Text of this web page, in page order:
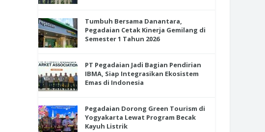
Tumbuh Bersama Danantara,
Pegadaian Cetak Kinerja Gemilang di
Semester 1 Tahun 2026
PT Pegadaian Jadi Bagian Pendirian
IBMA, Siap Integrasikan Ekosistem
Emas di Indonesia
Pegadaian Dorong Green Tourism di
Yogyakarta Lewat Program Becak
Kayuh Listrik